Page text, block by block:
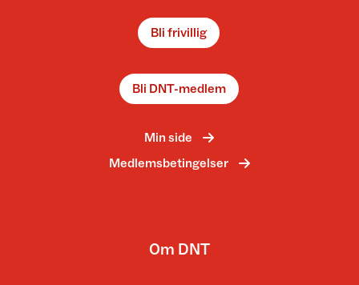
Bli frivillig
Bli DNT-medlem
Min side
Medlemsbetingelser
Om DNT